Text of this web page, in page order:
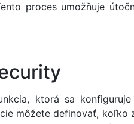
proces umožňuje
ktorá sa
môžete definovať, koľko